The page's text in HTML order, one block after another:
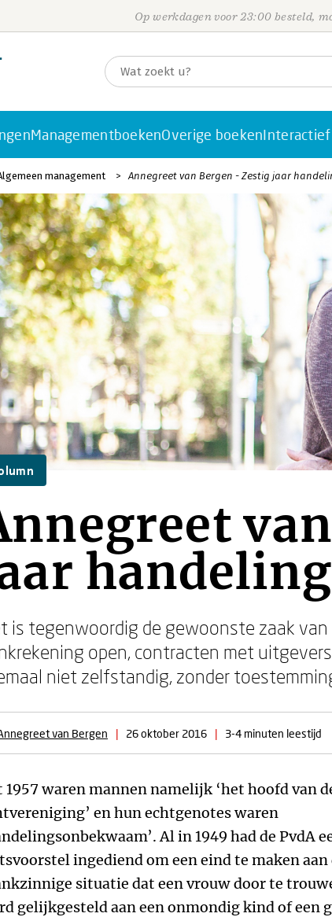
Op werkdagen voor 23:00 besteld,
ManagementboekenOverige boeken
management Annegreet van Bergen - Zestig jaar
is tegenwoordig de gewoonste zaak
open, contracten met
niet zelfstandig, zonder
van Bergen | 26 oktober 2016 | 3-4 minuten leestijd
1957 waren mannen namelijk ‘het hoofd van
en hun echtgenotes waren
Al in 1949 had de PvdA
ingediend om een eind te maken aan
situatie dat een vrouw door te
gelijkgesteld aan een onmondig kind of een